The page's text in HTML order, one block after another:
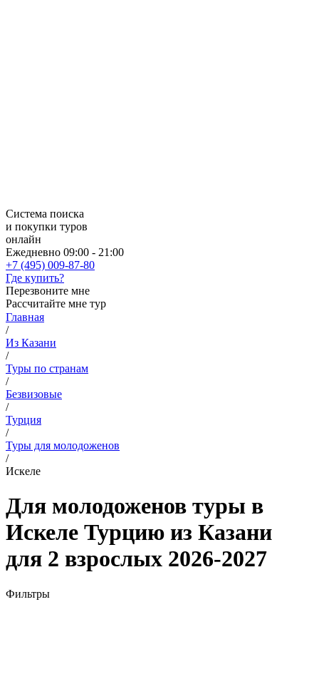
Система поиска
и покупки туров
онлайн
Ежедневно 09:00 - 21:00
+7 (495) 009-87-80
Где купить?
Перезвоните мне
Рассчитайте мне тур
Главная
/
Из Казани
/
Туры по странам
/
Безвизовые
/
Турция
/
Туры для молодоженов
/
Искеле
Для молодоженов туры в
Искеле Турцию из Казани
для 2 взрослых 2026-2027
Фильтры